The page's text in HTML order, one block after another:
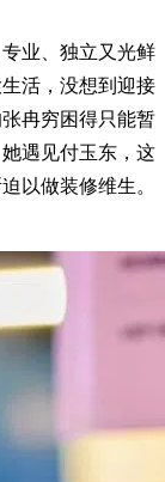
业、独立又光鲜
活，没想到迎接
冉穷困得只能暂
遇见付玉东，这
以做装修维生。